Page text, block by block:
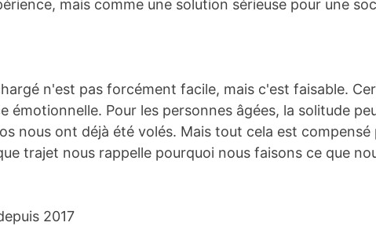
mais comme une solution sérieuse pour une
n'est pas forcément facile, mais c'est faisable.
émotionnelle. Pour les personnes âgées, la solitude
nous ont déjà été volés. Mais tout cela est
trajet nous rappelle pourquoi nous faisons ce que
2017